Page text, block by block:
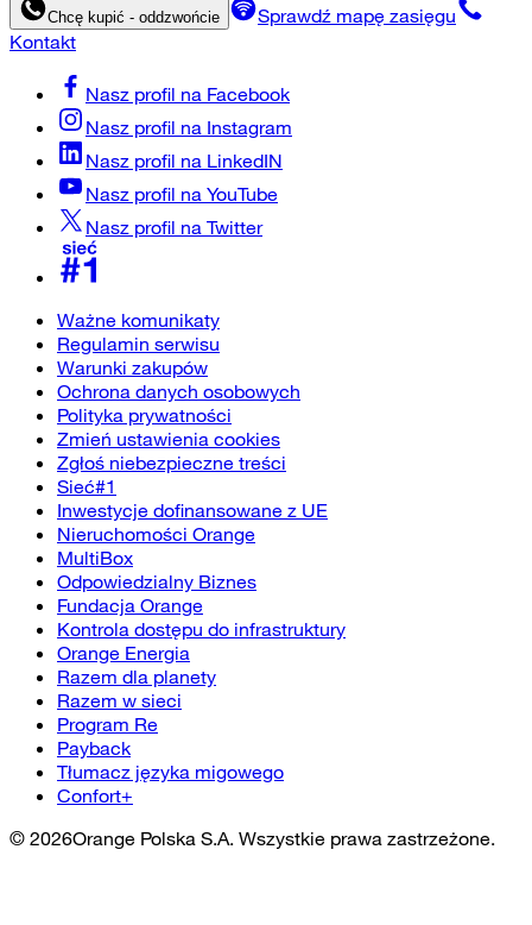
Chcę kupić - oddzwońcie
Sprawdź mapę zasięgu
Kontakt
Nasz profil na Facebook
Nasz profil na Instagram
Nasz profil na LinkedIN
Nasz profil na YouTube
Nasz profil na Twitter
Ważne komunikaty
Regulamin serwisu
Warunki zakupów
Ochrona danych osobowych
Polityka prywatności
Zmień ustawienia cookies
Zgłoś niebezpieczne treści
Sieć#1
Inwestycje dofinansowane z UE
Nieruchomości Orange
MultiBox
Odpowiedzialny Biznes
Fundacja Orange
Kontrola dostępu do infrastruktury
Orange Energia
Razem dla planety
Razem w sieci
Program Re
Payback
Tłumacz języka migowego
Confort+
© 2026Orange Polska S.A. Wszystkie prawa zastrzeżone.